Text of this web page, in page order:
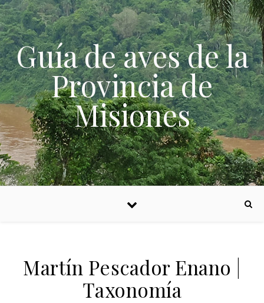
Skip to content
Guía de aves de la
Provincia de
Misiones
Martín Pescador Enano |
Taxonomía